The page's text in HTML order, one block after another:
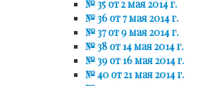
№ 35 от 2 мая 2014 г.
№ 36 от 7 мая 2014 г.
№ 37 от 9 мая 2014 г.
№ 38 от 14 мая 2014 г.
№ 39 от 16 мая 2014 г.
№ 40 от 21 мая 2014 г.